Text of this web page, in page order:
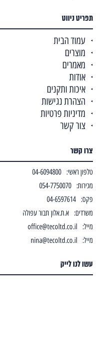
תפריט ניווט
עמוד הבית
מוצרים
מאמרים
אודות
איכות ותקנים
הצהרת נגישות
מדיניות פרטיות
צור קשר
צרו קשר
טלפון ראשי: 04-6094800
מכירות: 054-7750070
פקס: 04-6597614
משרדים: א.ת.אלון תבור עפולה
מייל:
office@tecoltd.co.il
מייל:
nina@tecoltd.co.il
עשו לנו לייק